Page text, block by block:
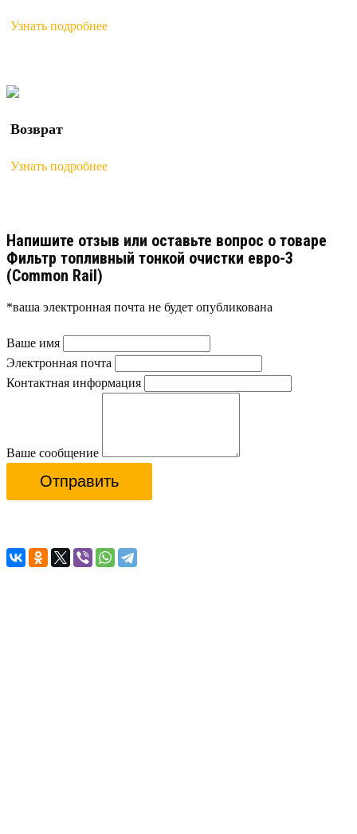
Узнать подробнее
Возврат
Узнать подробнее
Напишите отзыв или оставьте вопрос о товаре
Фильтр топливный тонкой очистки евро-3
(Common Rail)
*ваша электронная почта не будет опубликована
Ваше имя
Электронная почта
Контактная информация
Ваше сообщение
Отправить